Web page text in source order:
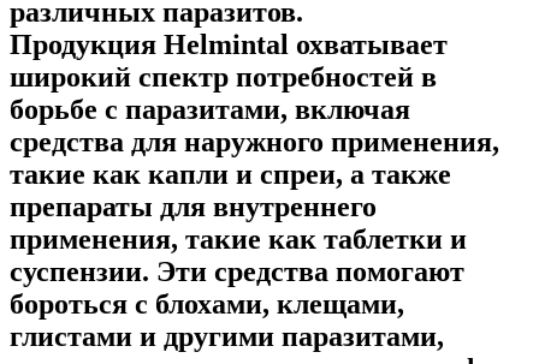
различных паразитов.
Продукция Helmintal охватывает
широкий спектр потребностей в
борьбе с паразитами, включая
средства для наружного применения,
такие как капли и спреи, а также
препараты для внутреннего
применения, такие как таблетки и
суспензии. Эти средства помогают
бороться с блохами, клещами,
глистами и другими паразитами,